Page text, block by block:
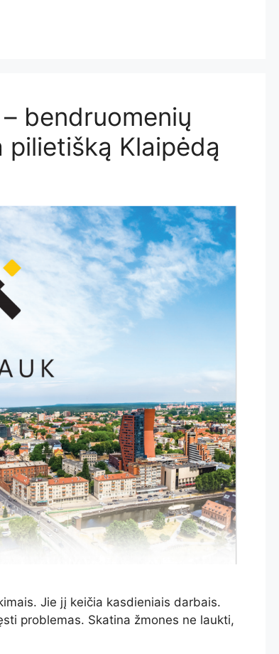
– bendruomenių
Klaipėdą
Jie jį keičia kasdieniais darbais.
problemas. Skatina žmones ne laukti,